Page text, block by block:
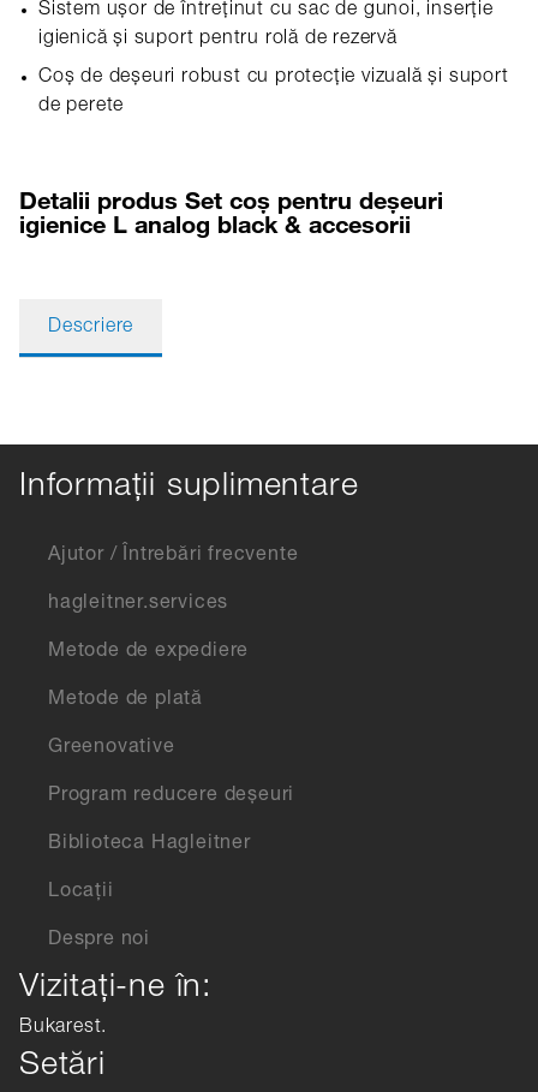
Sistem ușor de întreținut cu sac de gunoi, inserție
igienică și suport pentru rolă de rezervă
Coș de deșeuri robust cu protecție vizuală și suport
de perete
Detalii produs Set coș pentru deșeuri
igienice L analog black & accesorii
Descriere
Informații suplimentare
Ajutor / Întrebări frecvente
hagleitner.services
Metode de expediere
Metode de plată
Greenovative
Program reducere deșeuri
Biblioteca Hagleitner
Locații
Despre noi
Vizitați-ne în:
Bukarest.
Setări